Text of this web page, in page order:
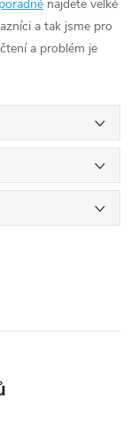
poradně najdete velké
a tak jsme pro
a problém je